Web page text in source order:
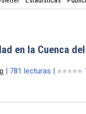
en la Cuenca
| 781 lecturas |